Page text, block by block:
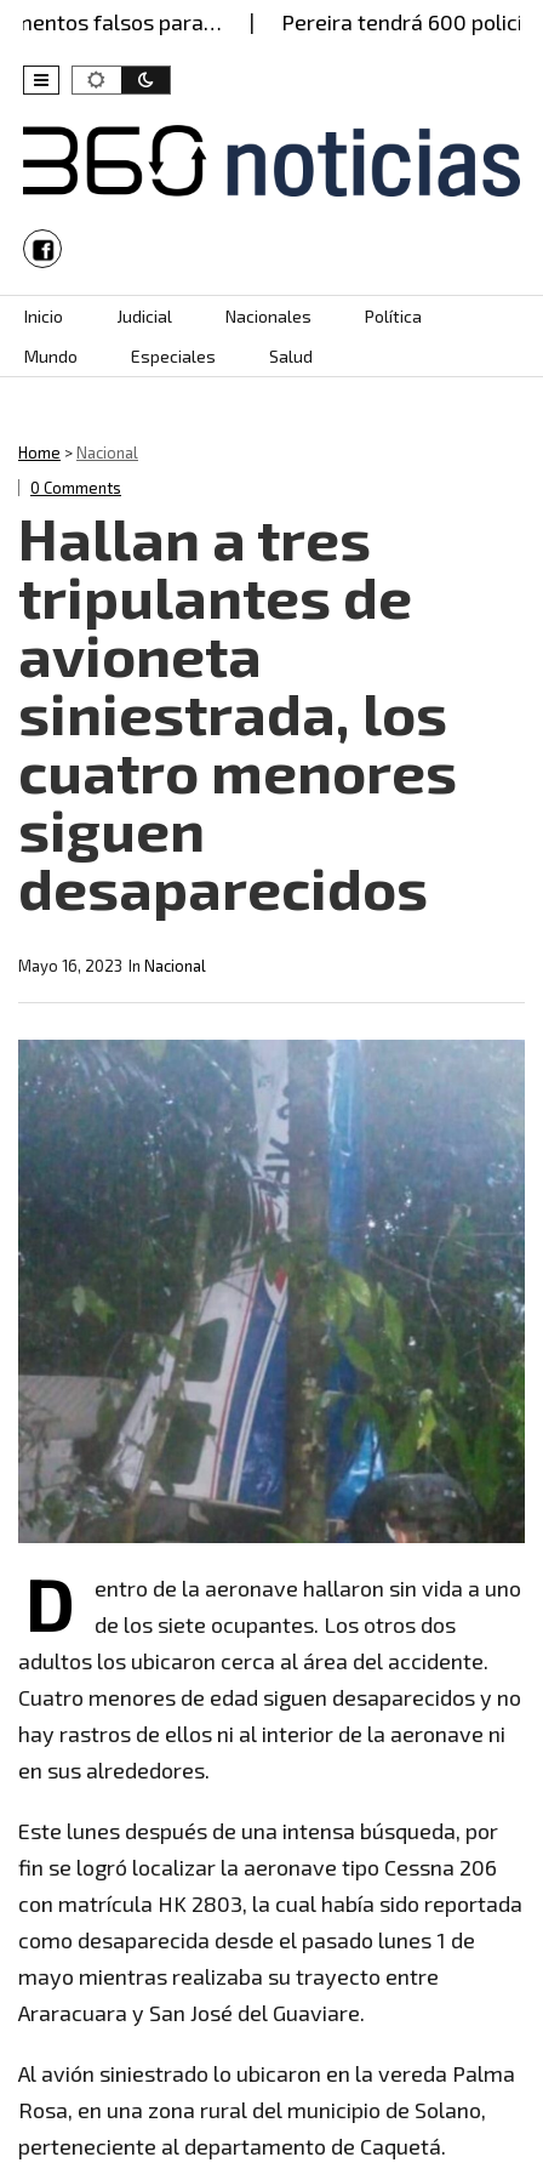
falsos para… Pereira tendrá 600 policías
Skip to content
Inicio Judicial Nacionales
Política
Mundo
Especiales Salud
Home >Nacional
0 Comments
Hallan a tres
tripulantes de
avioneta
siniestrada, los
cuatro menores
siguen
desaparecidos
In Nacional
Mayo 16, 2023
D
entro de la aeronave hallaron sin vida a uno
de los siete ocupantes. Los otros dos
adultos los ubicaron cerca al área del accidente.
Cuatro menores de edad siguen desaparecidos y no
hay rastros de ellos ni al interior de la aeronave ni
en sus alrededores.
Este lunes después de una intensa búsqueda, por
fin se logró localizar la aeronave tipo Cessna 206
con matrícula HK 2803, la cual había sido reportada
como desaparecida desde el pasado lunes 1 de
mayo mientras realizaba su trayecto entre
Araracuara y San José del Guaviare.
Al avión siniestrado lo ubicaron en la vereda Palma
Rosa, en una zona rural del municipio de Solano,
perteneciente al departamento de Caquetá.